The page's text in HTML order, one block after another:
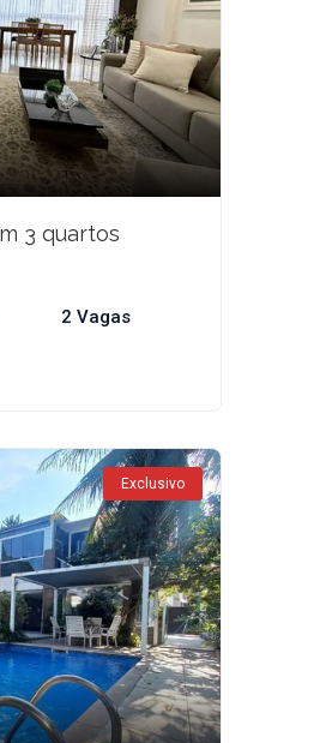
3 quartos
2 Vagas
Exclusivo